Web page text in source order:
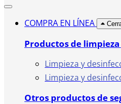
COMPRA EN LÍNEA
Productos de
Limpieza y
Limpieza y
Otros productos de